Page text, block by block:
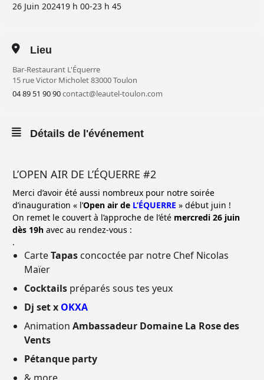
26 Juin 202419 h 00-23 h 45
Lieu
Bar-Restaurant L'Équerre
15 rue Victor Micholet 83000 Toulon
04 89 51 90 90contact@leautel-toulon.com
Détails de l'événement
L’OPEN AIR DE L’ÉQUERRE #2
Merci d’avoir été aussi nombreux pour notre soirée
d’inauguration « l’Open air de L’ÉQUERRE » début juin !
On remet le couvert à l’approche de l’été mercredi 26 juin
dès 19h avec au rendez-vous :
.
CarteTapas concoctée par notre Chef Nicolas
Maïer
Cocktails préparés sous tes yeux
Dj set x OKXA
Animation Ambassadeur Domaine La Rose des
Vents
Pétanque party